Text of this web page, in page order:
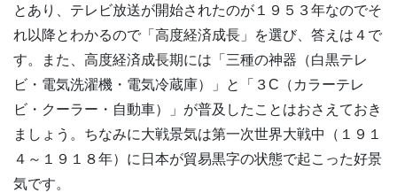
とあり、テレビ放送が開始されたのが１９５３年なのでそ
れ以降とわかるので「高度経済成長」を選び、答えは４で
す。また、高度経済成長期には「三種の神器（白黒テレ
ビ・電気洗濯機・電気冷蔵庫）」と「３C（カラーテレ
ビ・クーラー・自動車）」が普及したことはおさえておき
ましょう。ちなみに大戦景気は第一次世界大戦中（１９１
４～１９１８年）に日本が貿易黒字の状態で起こった好景
気です。